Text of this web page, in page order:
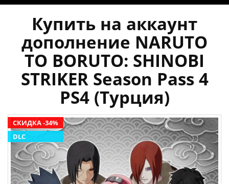
Купить на аккаунт
дополнение NARUTO
TO BORUTO: SHINOBI
STRIKER Season Pass 4
PS4 (Турция)
СКИДКА -34%
DLC